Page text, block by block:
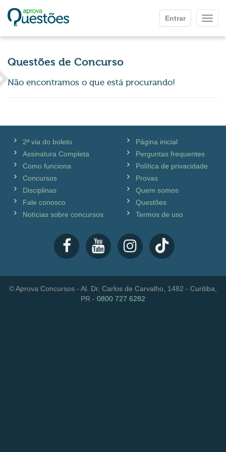
Entrar
Questões de Concurso
Não encontramos o que está procurando!
2ª via do boleto
Assinatura Completa
Como funciona
Concursos
Disciplinas
Fale conosco
Notícias sobre concursos
Página inicial
Perguntas frequentes
Política de privacidade
Provas
Quem somos
Questões
Termos de uso
© Aprova Concursos - Al. Dr. Carlos de Carvalho, 1482 - Curitiba,
PR - 0800 727 6282